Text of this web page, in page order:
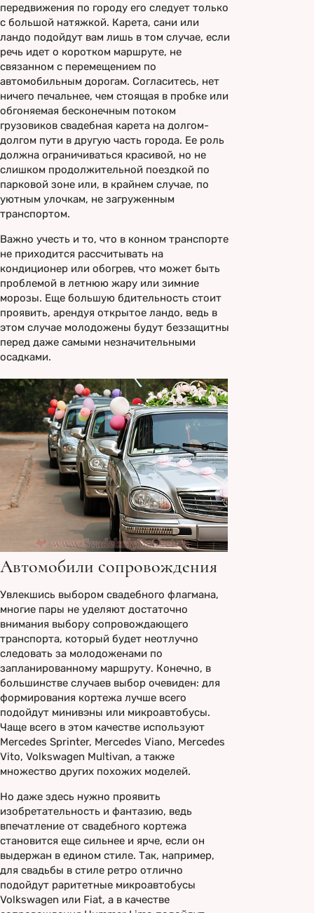
передвижения по городу его следует только
с большой натяжкой. Карета, сани или
ландо подойдут вам лишь в том случае, если
речь идет о коротком маршруте, не
связанном с перемещением по
автомобильным дорогам. Согласитесь, нет
ничего печальнее, чем стоящая в пробке или
обгоняемая бесконечным потоком
грузовиков свадебная карета на долгом-
долгом пути в другую часть города. Ее роль
должна ограничиваться красивой, но не
слишком продолжительной поездкой по
парковой зоне или, в крайнем случае, по
уютным улочкам, не загруженным
транспортом.
Важно учесть и то, что в конном транспорте
не приходится рассчитывать на
кондиционер или обогрев, что может быть
проблемой в летнюю жару или зимние
морозы. Еще большую бдительность стоит
проявить, арендуя открытое ландо, ведь в
этом случае молодожены будут беззащитны
перед даже самыми незначительными
осадками.
Автомобили сопровождения
Увлекшись выбором свадебного флагмана,
многие пары не уделяют достаточно
внимания выбору сопровождающего
транспорта, который будет неотлучно
следовать за молодоженами по
запланированному маршруту. Конечно, в
большинстве случаев выбор очевиден: для
формирования кортежа лучше всего
подойдут минивэны или микроавтобусы.
Чаще всего в этом качестве используют
Mercedes Sprinter, Mercedes Viano, Mercedes
Vito, Volkswagen Multivan, а также
множество других похожих моделей.
Но даже здесь нужно проявить
изобретательность и фантазию, ведь
впечатление от свадебного кортежа
становится еще сильнее и ярче, если он
выдержан в едином стиле. Так, например,
для свадьбы в стиле ретро отлично
подойдут раритетные микроавтобусы
Volkswagen или Fiat, а в качестве